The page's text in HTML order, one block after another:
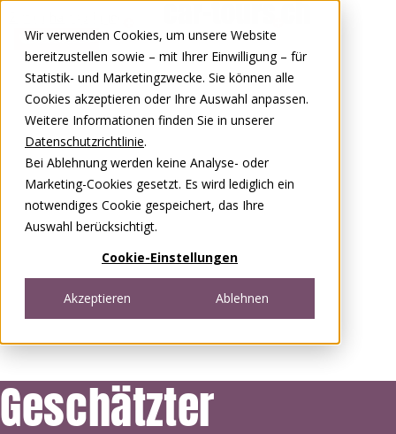
Wir verwenden Cookies, um unsere Website
bereitzustellen sowie – mit Ihrer Einwilligung – für
Statistik- und Marketingzwecke. Sie können alle
Cookies akzeptieren oder Ihre Auswahl anpassen.
Weitere Informationen finden Sie in unserer
Datenschutzrichtlinie.
Bei Ablehnung werden keine Analyse- oder
Marketing-Cookies gesetzt. Es wird lediglich ein
notwendiges Cookie gespeichert, das Ihre
Auswahl berücksichtigt.
Cookie-Einstellungen
Akzeptieren Ablehnen
0848 00 77 88
Geschätzter